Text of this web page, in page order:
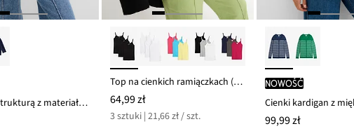
Bluzka ze strukturą z materiału Interlock z mieszanki bawełny
Top na cienkich ramiączkach (3 szt.)
64,99 zł
3 sztuki | 21,66 zł / szt.
nowość
99,99 zł